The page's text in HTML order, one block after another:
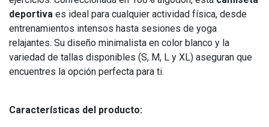
deportiva es ideal para cualquier actividad física, desde
entrenamientos intensos hasta sesiones de yoga
relajantes. Su diseño minimalista en color blanco y la
variedad de tallas disponibles (S, M, L y XL) aseguran que
encuentres la opción perfecta para ti.
Características del producto: